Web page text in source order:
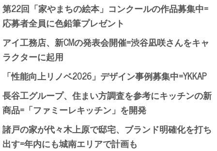
第22回「家やまちの絵本」コンクールの作品募集中=
応募者全員に色鉛筆プレゼント
アイ工務店、新CMの発表会開催=渋谷凪咲さんをキャ
ラクターに起用
「性能向上リノベ2026」デザイン事例募集中=YKKAP
長谷工グループ、住まい方調査を参考にキッチンの新
商品=「ファミーレキッチン」を開発
諸戸の家が代々木上原で邸宅、ブランド明確化を打ち
出す=年内にも城南エリアで計画も